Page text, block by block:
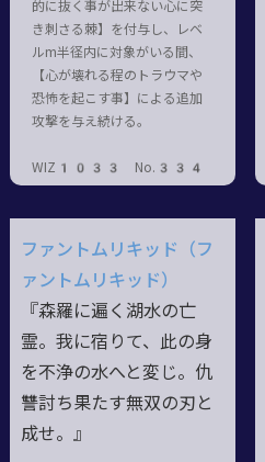
的に抜く事が出来ない心に突
き刺さる棘】を付与し、レベ
ルm半径内に対象がいる間、
【心が壊れる程のトラウマや
恐怖を起こす事】による追加
攻撃を与え続ける。
WIZ1033 No.334
ファントムリキッド（フ
ァントムリキッド）
『森羅に遍く湖水の亡
霊。我に宿りて、此の身
を不浄の水へと変じ。仇
讐討ち果たす無双の刃と
成せ。』